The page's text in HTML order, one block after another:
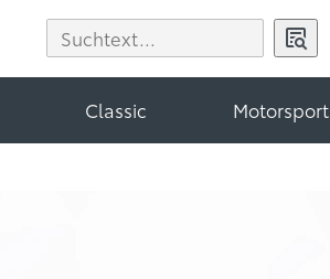
Classic Motorsport